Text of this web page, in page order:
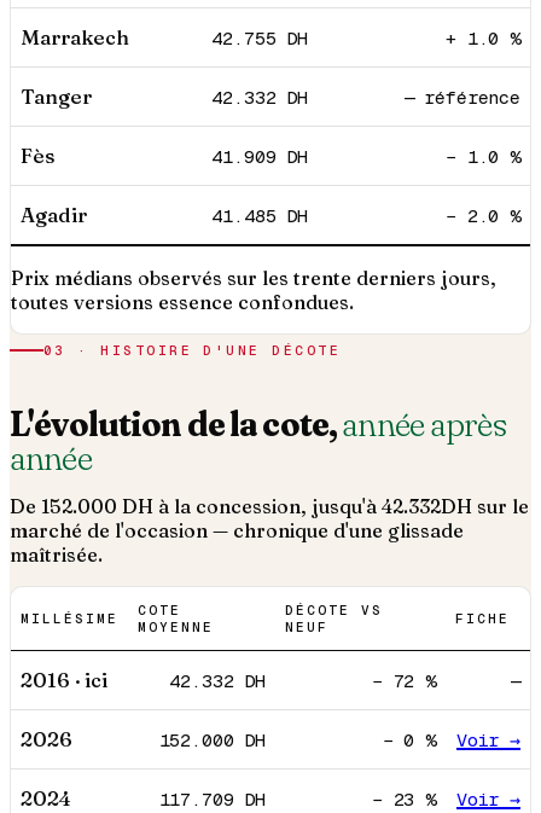
Marrakech 42.755 DH + 1.0 %
Tanger 42.332 DH — référence
Fès 41.909 DH − 1.0 %
Agadir 41.485 DH − 2.0 %
Prix médians observés sur les trente derniers jours,
toutes versions essence confondues.
03 · HISTOIRE D'UNE DÉCOTE
L'évolution de la cote,année après
année
De 152.000 DH à la concession, jusqu'à 42.332DH sur le
marché de l'occasion — chronique d'une glissade
maîtrisée.
MILLÉSIME
COTE
MOYENNE
DÉCOTE VS
NEUF
FICHE
2016 · ici 42.332 DH − 72 % —
2026 152.000 DH −0 % Voir →
2024 117.709 DH − 23 % Voir →